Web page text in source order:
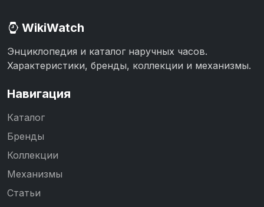
WikiWatch
Энциклопедия и каталог наручных часов.
Характеристики, бренды, коллекции и механизмы.
Навигация
Каталог
Бренды
Коллекции
Механизмы
Статьи